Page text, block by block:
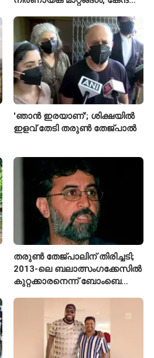
'ഞാൻ ഇരയാണ്'; ശിക്ഷയിൽ
ഇളവ് തേടി തരുണ്‍ തേജ്പാൽ
തരുൺ തേജ്പാലിന് തിരിച്ചടി;
2013-ലെ ബലാത്സംഗക്കേസിൽ
കുറ്റക്കാരനെന്ന് ബോംബെ